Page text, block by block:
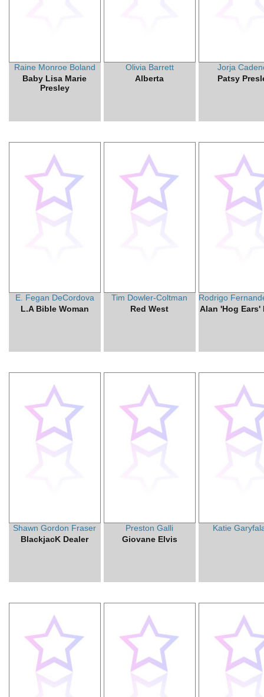
Raine Monroe Boland
Baby Lisa Marie
Presley
Olivia Barrett
Alberta
Jorja
Patsy
E. Fegan DeCordova
L.A Bible Woman
Tim Dowler-Coltman
Red West
Rodrigo
Alan 'Hog Ears'
Shawn Gordon Fraser
BlackjacK Dealer
Preston Galli
Giovane Elvis
Katie